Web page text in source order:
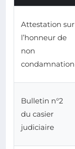
Attestation sur
l’honneur de
non
condamnation
Bulletin n°2
du casier
judiciaire